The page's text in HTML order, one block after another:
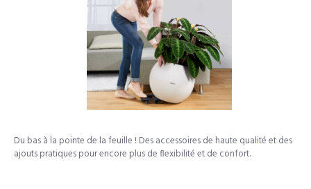
Souhaitez-vous bénéficier immédiatement d'une remise
de 15% ?
Inscrivez-vous à notre newsletter et recevez immédiatement un
code de réduction
Du bas à la pointe de la feuille ! Des accessoires de haute qualité et des
ajouts pratiques pour encore plus de flexibilité et de confort.